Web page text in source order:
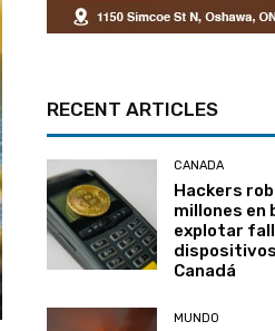
RECENT ARTICLES
CANADA
Hackers
millones
explotar
Canadá
MUNDO